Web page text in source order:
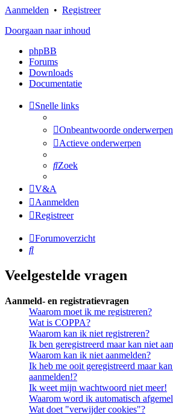
Aanmelden • Registreer
Doorgaan naar inhoud
phpBB
Forums
Downloads
Documentatie
Snelle links
Onbeantwoorde onderwerpen
Actieve onderwerpen
Zoek
V&A
Aanmelden
Registreer
Forumoverzicht
Zoek
Veelgestelde vragen
Aanmeld- en registratievragen
Waarom moet ik me registreren?
Wat is COPPA?
Waarom kan ik niet registreren?
Ik ben geregistreerd maar kan niet
Waarom kan ik niet aanmelden?
Ik heb me ooit geregistreerd maar
aanmelden!?
Ik weet mijn wachtwoord niet meer!
Waarom word ik automatisch
Wat doet "verwijder cookies"?